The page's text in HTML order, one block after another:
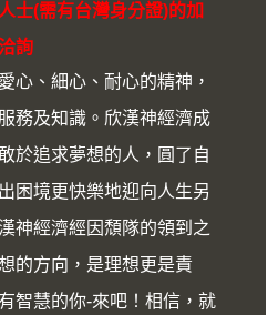
士(需有台灣身分證)的加
詢
心、細心、耐心的精神，
務及知識。欣漢神經濟成
於追求夢想的人，圓了自
困境更快樂地迎向人生另
神經濟經因頹隊的領到之
的方向，是理想更是責
智慧的你-來吧！相信，就